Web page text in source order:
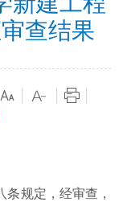
查结果
规定，经审查，